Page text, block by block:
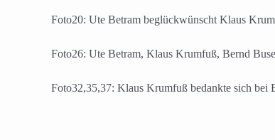
Foto20: Ute Betram beglückwünscht Klaus
Foto26: Ute Betram, Klaus Krumfuß, Bernd
Foto32,35,37: Klaus Krumfuß bedankte sich bei